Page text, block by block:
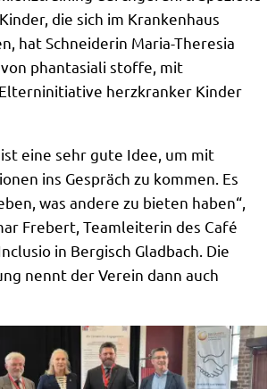
die sich im Krankenhaus
hat Schneiderin Maria-Theresia
phantasiali stoffe, mit
herzkranker Kinder
ist eine sehr gute Idee, um mit
ins Gespräch zu kommen. Es
was andere zu bieten haben“,
Frebert, Teamleiterin des Café
in Bergisch Gladbach. Die
nennt der Verein dann auch